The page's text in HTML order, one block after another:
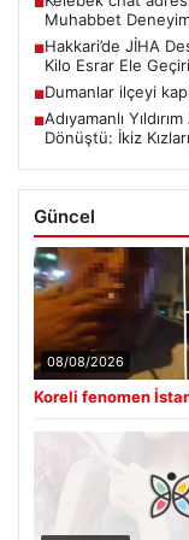
Muhabbet
■Hakkari’de JİHA
Kilo Esrar Ele
■Dumanlar ilçeyi
■Adıyamanlı
Dönüştü: İkiz
Güncel
08/08/2026
Koreli fenomen